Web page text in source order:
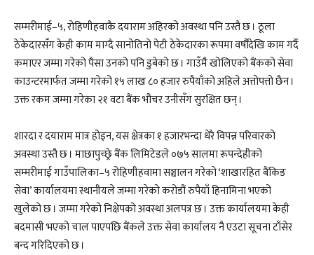
सम्मरीमाई–५, रोहिणीहवाकै दयाराम अहिरको अवस्था पनि उस्तै छ । ठूला
ठेकेदारसँग केही काम माग्दै सानोतिनो पेटी ठेकेदारका रूपमा वर्षौंदेखि काम गर्दै
कमाएर जम्मा गरेको पैसा उनको पनि डुबेको छ । गाउँमै खोलिएको बैंकको सेवा
काउन्टरमार्फत जम्मा गरेको १५ लाख ८० हजार रुपैयाँको अहिले अत्तोपत्तो छैन ।
उक्त रकम जम्मा गरेका २१ वटा बैंक भौचर उनीसँग सुरक्षित छन् ।
शारदा र दयाराम मात्र होइन, यस क्षेत्रका १ हजारभन्दा धेरै विपन्न परिवारको
अवस्था उस्तै छ । माछापुच्छ्रे बैंक लिमिटेडले ०७५ सालमा रूपन्देहीको
सम्मरीमाई गाउँपालिका–५ रोहिणीहवामा सञ्चालन गरेको ‘शाखारहित बैंकिङ
सेवा’ कार्यालयमा स्थानीयले जम्मा गरेको करोडौं रुपैयाँ हिनामिना भएको
खुलेको छ । जम्मा गरेको निक्षेपको अवस्था अलपत्र छ । उक्त कार्यालयमा केही
बदमासी भएको चाल पाएपछि बैंकले उक्त सेवा कार्यालय नै एउटा सूचना टाँसेर
बन्द गरिदिएको छ ।